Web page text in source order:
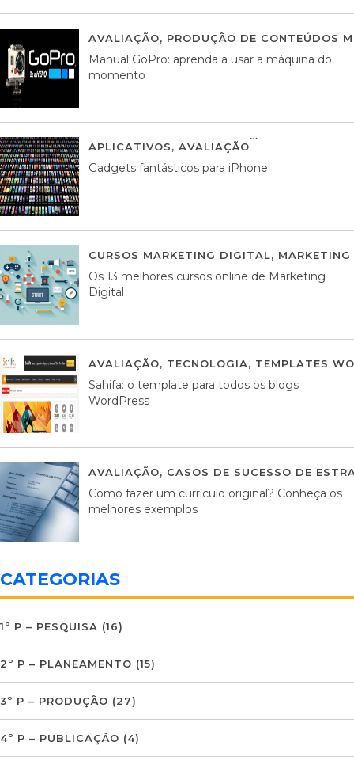
AVALIAÇÃO, PRODUÇÃO DE CONTEÚDOS
Manual GoPro: aprenda a usar a máquina do
momento
APLICATIVOS, AVALIAÇÃO
Gadgets fantásticos para iPhone
CURSOS MARKETING DIGITAL,
Os 13 melhores cursos online de Marketing
Digital
AVALIAÇÃO, TECNOLOGIA, TEMPLATES
Sahifa: o template para todos os blogs
WordPress
AVALIAÇÃO, CASOS DE SUCESSO DE
Como fazer um currículo original? Conheça os
melhores exemplos
CATEGORIAS
1º P – PESQUISA (16)
2º P – PLANEAMENTO (15)
3º P – PRODUÇÃO (27)
4º P – PUBLICAÇÃO (4)